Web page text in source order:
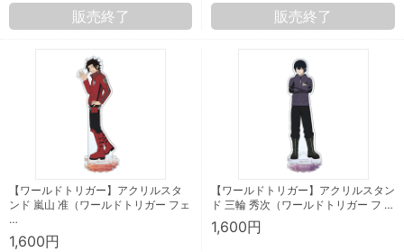
販売終了
販売終了
【ワールドトリガー】アクリルスタ
ンド 嵐山 准（ワールドトリガー フェ
…
1,600円
【ワールドトリガー】アクリルスタン
ド 三輪 秀次（ワールドトリガー フ …
1,600円